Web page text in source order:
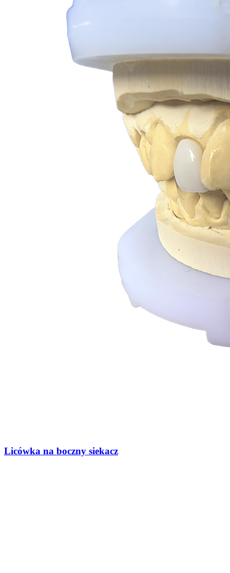
Licówka na boczny siekacz